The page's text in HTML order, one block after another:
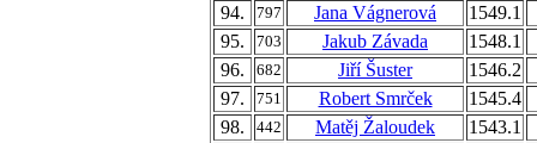
94.
797 Jana Vágnerová
1549.1
95.
703 Jakub Závada
1548.1
96.
682 Jiří Šuster
1546.2
97.
751 Robert Smrček
1545.4
98.
442 Matěj Žaloudek
1543.1